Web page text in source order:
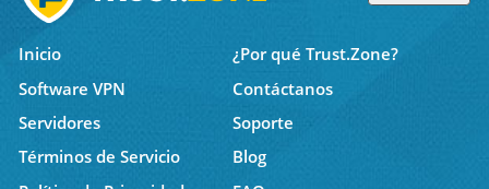
Inicio
¿Por qué Trust.Zone?
Software VPN
Contáctanos
Servidores
Soporte
Términos de Servicio
Blog